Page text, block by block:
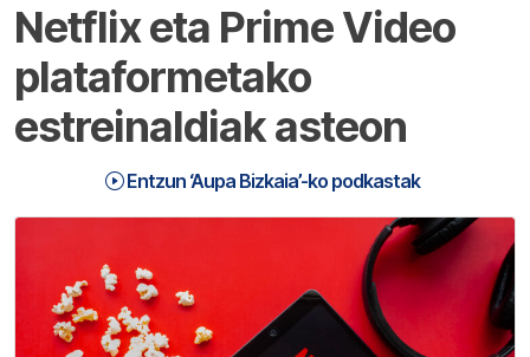
Netflix eta Prime Video
plataformetako
estreinaldiak asteon
Entzun ‘Aupa Bizkaia’-ko podkastak